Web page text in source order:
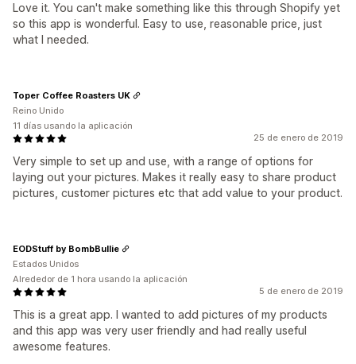
Love it. You can't make something like this through Shopify yet
so this app is wonderful. Easy to use, reasonable price, just
what I needed.
25 de enero de 2019
Very simple to set up and use, with a range of options for
laying out your pictures. Makes it really easy to share product
pictures, customer pictures etc that add value to your product.
Toper Coffee Roasters UK
Reino Unido
11 días usando la aplicación
5 de enero de 2019
This is a great app. I wanted to add pictures of my products
and this app was very user friendly and had really useful
awesome features.
EODStuff by BombBullie
Estados Unidos
Alrededor de 1 hora usando la aplicación